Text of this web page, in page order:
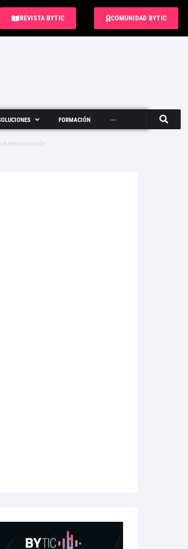
REVISTA BYTIC COMUNIDAD BYTIC
FORMACIÓN ···
Administración